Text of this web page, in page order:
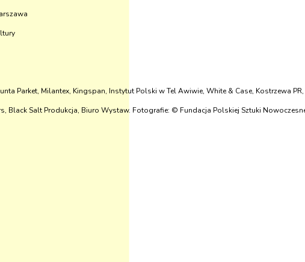
Parket, Milantex, Kingspan, Instytut Polski w Tel Awiwie, White & Case, Kostrzewa
Black Salt Produkcja, Biuro Wystaw. Fotografie: © Fundacja Polskiej Sztuki